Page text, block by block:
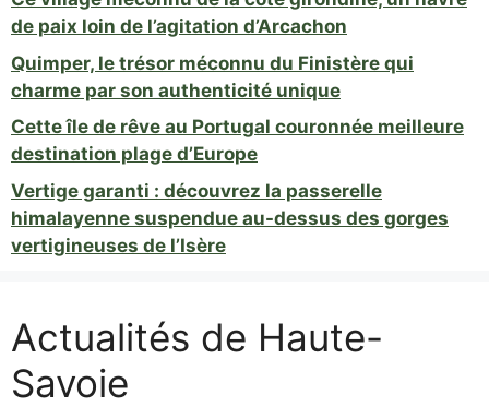
de paix loin de l’agitation d’Arcachon
Quimper, le trésor méconnu du Finistère qui
charme par son authenticité unique
Cette île de rêve au Portugal couronnée meilleure
destination plage d’Europe
Vertige garanti : découvrez la passerelle
himalayenne suspendue au-dessus des gorges
vertigineuses de l’Isère
Actualités de Haute-
Savoie